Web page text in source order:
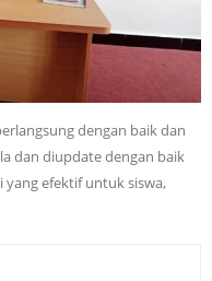
dengan baik dan
dan diupdate dengan baik
efektif untuk siswa,